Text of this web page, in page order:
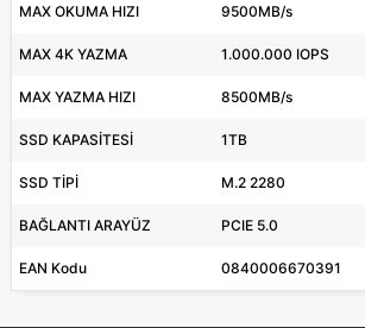
MAX OKUMA HIZI 9500MB/s
MAX 4K YAZMA 1.000.000 IOPS
MAX YAZMA HIZI 8500MB/s
SSD KAPASİTESİ 1TB
SSD TİPİ M.2 2280
BAĞLANTI ARAYÜZ PCIE 5.0
EAN Kodu 0840006670391